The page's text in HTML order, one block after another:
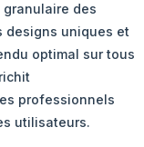
des
designs uniques et
optimal sur tous
professionnels
utilisateurs.